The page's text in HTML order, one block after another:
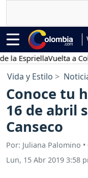
Vuelta a
Vida y Estilo
Conoce tu
16 de abril
Canseco
Por: Juliana Palomino
Lun, 15 Abr 2019 3:58